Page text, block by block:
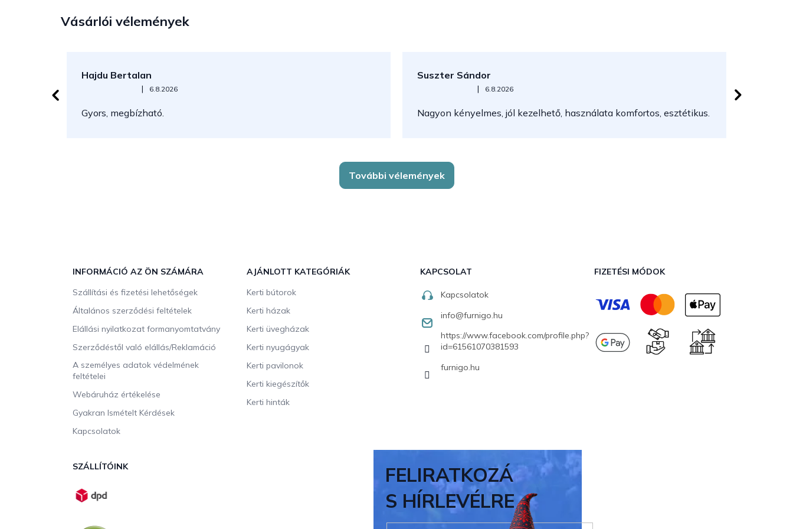
Vásárlói vélemények
Hajdu Bertalan
Az áruház értékelése 5-ből 5 csillag.
| 6.8.2026
Gyors, megbízható.
Suszter Sándor
Az áruház értékelése 5-ből 5 csillag.
| 6.8.2026
Nagyon kényelmes, jól kezelhető, használata komfortos, esztétikus.
További vélemények
INFORMÁCIÓ AZ ÖN SZÁMÁRA
Szállítási és fizetési lehetőségek
Általános szerződési feltételek
Elállási nyilatkozat formanyomtatvány
Szerződéstől való elállás/Reklamáció
A személyes adatok védelmének
feltételei
Webáruház értékelése
Gyakran Ismételt Kérdések
Kapcsolatok
AJÁNLOTT KATEGÓRIÁK
Kerti bútorok
Kerti házak
Kerti üvegházak
Kerti nyugágyak
Kerti pavilonok
Kerti kiegészítők
Kerti hinták
KAPCSOLAT
Kapcsolatok
info@furnigo.hu
https://www.facebook.com/profile.php?
id=61561070381593
furnigo.hu
FIZETÉSI MÓDOK
SZÁLLÍTÓINK
FELIRATKOZÁ
S HÍRLEVÉLRE